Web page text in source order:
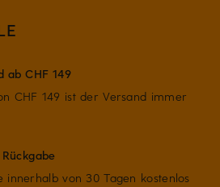
ab CHF 149
CHF 149 ist der Versand immer
innerhalb von 30 Tagen kostenlos